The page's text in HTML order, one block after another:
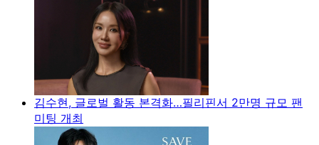
김수현, 글로벌 활동 본격화…필리핀서 2만명 규모 팬
미팅 개최